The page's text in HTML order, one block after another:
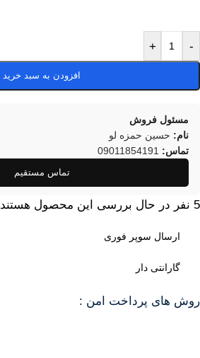
-
+
افزودن به سبد خرید
مسئول فروش
نام: حسین حمزه لو
تماس: 09011854191
تماس مستقیم
5 نفر در حال بررسی این محصول هستند
ارسال سوپر فوری
گارانتی دار
روش های پرداخت امن :